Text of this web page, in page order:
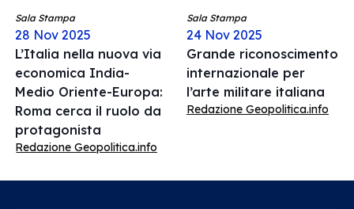
Sala Stampa
28 Nov 2025
L’Italia nella nuova via
economica India-
Medio Oriente-Europa:
Roma cerca il ruolo da
protagonista
Redazione Geopolitica.info
Sala Stampa
24 Nov 2025
Grande riconoscimento
internazionale per
l’arte militare italiana
Redazione Geopolitica.info